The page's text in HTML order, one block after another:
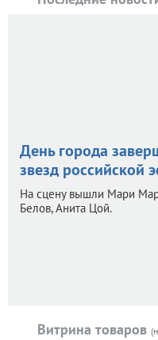
День города
звезд российской
На сцену вышли Мари
Белов, Анита Цой.
Витрина товаров